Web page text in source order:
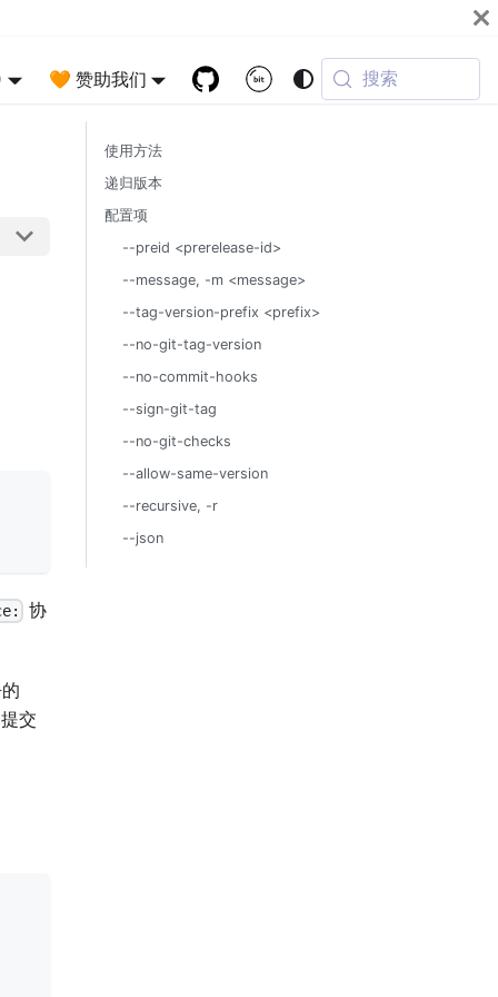
🧡 赞助我们 搜索
协
交
使用方法
递归版本
配置项
--preid <prerelease-id>
--message, -m <message>
--tag-version-prefix <prefix>
--no-git-tag-version
--no-commit-hooks
--sign-git-tag
--no-git-checks
--allow-same-version
--recursive, -r
--json